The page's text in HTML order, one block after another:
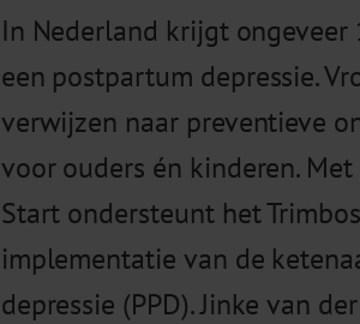
In Nederland krijgt
een postpartum depressie.
verwijzen naar preventieve
voor ouders én kinderen.
Start ondersteunt het
implementatie van de
depressie (PPD). Jinke van